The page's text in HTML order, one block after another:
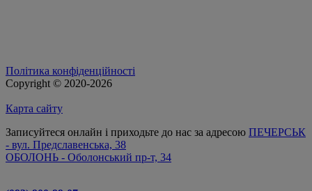
Політика конфіденційності
Copyright © 2020-2026
Карта сайту
Записуйтеся онлайн і приходьте до нас за адресою ПЕЧЕРСЬК
- вул. Предславенська, 38
ОБОЛОНЬ - Оболонський пр-т, 34